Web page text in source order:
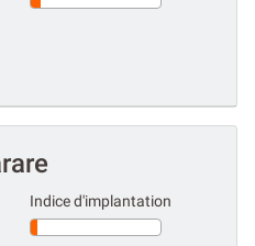
Indice d'implantation